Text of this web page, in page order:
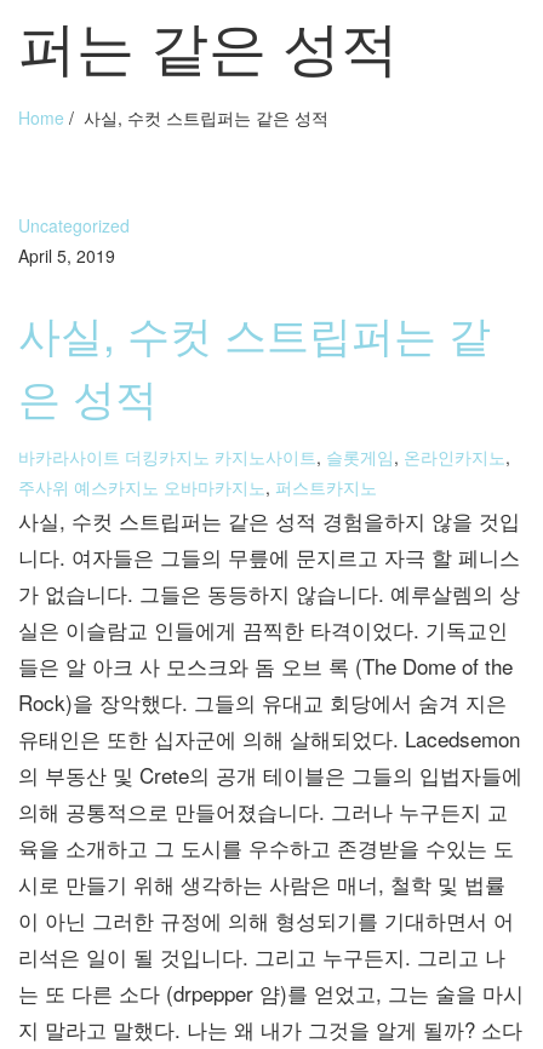
퍼는 같은 성적
Home / 사실, 수컷 스트립퍼는 같은 성적
Uncategorized
April 5, 2019
사실, 수컷 스트립퍼는 같
은 성적
바카라사이트 더킹카지노 카지노사이트, 슬롯게임, 온라인카지노,
주사위 예스카지노 오바마카지노, 퍼스트카지노
사실, 수컷 스트립퍼는 같은 성적 경험을하지 않을 것입
니다. 여자들은 그들의 무릎에 문지르고 자극 할 페니스
가 없습니다. 그들은 동등하지 않습니다. 예루살렘의 상
실은 이슬람교 인들에게 끔찍한 타격이었다. 기독교인
들은 알 아크 사 모스크와 돔 오브 록 (The Dome of the
Rock)을 장악했다. 그들의 유대교 회당에서 숨겨 지은
유태인은 또한 십자군에 의해 살해되었다. Lacedsemon
의 부동산 및 Crete의 공개 테이블은 그들의 입법자들에
의해 공통적으로 만들어졌습니다. 그러나 누구든지 교
육을 소개하고 그 도시를 우수하고 존경받을 수있는 도
시로 만들기 위해 생각하는 사람은 매너, 철학 및 법률
이 아닌 그러한 규정에 의해 형성되기를 기대하면서 어
리석은 일이 될 것입니다. 그리고 누구든지. 그리고 나
는 또 다른 소다 (drpepper 얌)를 얻었고, 그는 술을 마시
지 말라고 말했다. 나는 왜 내가 그것을 알게 될까? 소다